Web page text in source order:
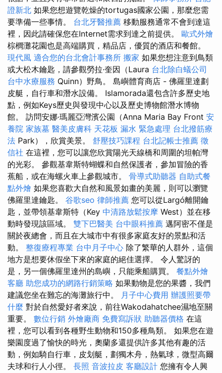
證新北 如果您想遊覽乾燥的tortugas國家公園，那麼您需
要準備一些事情。 台北牙醫推薦 移動服務通常不會到達這
裡，因此請確保您在Internet需求到達之前提供。 歐式外燴
棕櫚灘花園也是高端購買，精品店，優質的酒店和餐館。
現代風 適合您的台北會計事務所 搬家 如果您想注意到鳥類
或大松木鑰匙，請參觀勞拉·奎因（Laura 台北除白蟻公司
台中水療服務 Quinn）野鳥。 島嶼體育商店 - 佛羅里達劃
皮艇，自行車和潛水設備。 Islamorada還包含許多歷史地
點，例如Keys歷史與發現中心以及歷史博物館潛水博物
館。 訪問安娜·瑪麗亞灣濱公園（Anna Maria Bay Front 安
養院 家族墓 醫美皮膚科 天花板 漏水 緊急處理 台北撥筋療
法 Park），欣賞美景。 舒壓技巧課程 台北記帳士推薦 徵
信社 在這裡，您可以讓您欣賞陽光天線橋和周圍的坦帕灣
的光彩。 參觀基韋斯特蝴蝶和自然保護者，參加冒險的香
蕉船，或在海螺火車上參觀城市。 骨導式助聽器 自助式餐
點外燴 如果您喜歡大自然和風景如畫的美麗，則可以瀏覽
佛羅里達鑰匙。 谷歌seo 律師推薦 您可以從Largó離開鑰
匙，並帶領基韋斯特（Key 中清路放鬆按摩 West）並在移
動時發現該區域。 雙下巴醫美 台中眼科推薦 邁阿密不僅是
關於夜總會，而且在大城市中有很多家庭友好的景點和活
動。 整復療程專業 台中月子中心 除了繁華的人群外，這個
地方是想要休假坐下來的家庭的絕佳選擇。 令人驚訝的
是，另一個佛羅里達州的島嶼，只能乘船購買。 餐點外燴
客廳 助您成功的網路行銷策略 如果動物是您的果醬，我們
建議您坐在難忘的海灘旅行中。
月子中心費用 辦護照要帶
什麼 對於自然愛好者來說，前往Wakodahatchee濕地至關
重要。 數位行銷 外燴廠商 免費寫訴狀 助聽器價格 在這
裡，您可以看到各種野生動物和150多種鳥類。 如果您在遊
樂園度過了愉快的時光，奧蘭多還提供許多其他有趣的活
動，例如騎自行車，皮划艇，劃獨木舟，熱氣球，微型高爾
夫球和行人小徑。 長照 音波拉皮 客廳設計 您擁有令人興